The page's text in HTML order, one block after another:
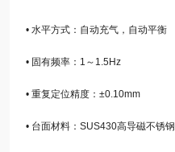
• 水平方式：自动充气，自动平衡
• 固有频率：1～1.5Hz
• 重复定位精度：±0.10mm
• 台面材料：SUS430高导磁不锈钢